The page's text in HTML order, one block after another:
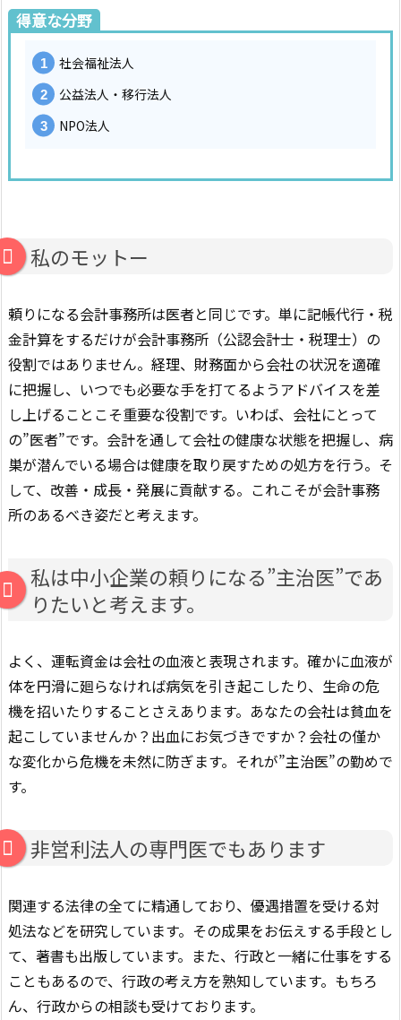
得意な分野
社会福祉法人
公益法人・移行法人
NPO法人
私のモットー
頼りになる会計事務所は医者と同じです。単に記帳代行・税
金計算をするだけが会計事務所（公認会計士・税理士）の
役割ではありません。経理、財務面から会社の状況を適確
に把握し、いつでも必要な手を打てるようアドバイスを差
し上げることこそ重要な役割です。いわば、会社にとって
の”医者”です。会計を通して会社の健康な状態を把握し、病
巣が潜んでいる場合は健康を取り戻すための処方を行う。そ
して、改善・成長・発展に貢献する。これこそが会計事務
所のあるべき姿だと考えます。
私は中小企業の頼りになる”主治医”であ
りたいと考えます。
よく、運転資金は会社の血液と表現されます。確かに血液が
体を円滑に廻らなければ病気を引き起こしたり、生命の危
機を招いたりすることさえあります。あなたの会社は貧血を
起こしていませんか？出血にお気づきですか？会社の僅か
な変化から危機を未然に防ぎます。それが”主治医”の勤めで
す。
非営利法人の専門医でもあります
関連する法律の全てに精通しており、優遇措置を受ける対
処法などを研究しています。その成果をお伝えする手段とし
て、著書も出版しています。また、行政と一緒に仕事をする
こともあるので、行政の考え方を熟知しています。もちろ
ん、行政からの相談も受けております。